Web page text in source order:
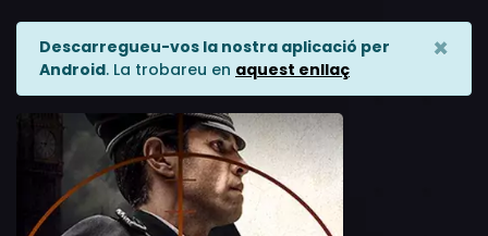
Descarregueu-vos la nostra aplicació per
Android. La trobareu en aquest enllaç
×